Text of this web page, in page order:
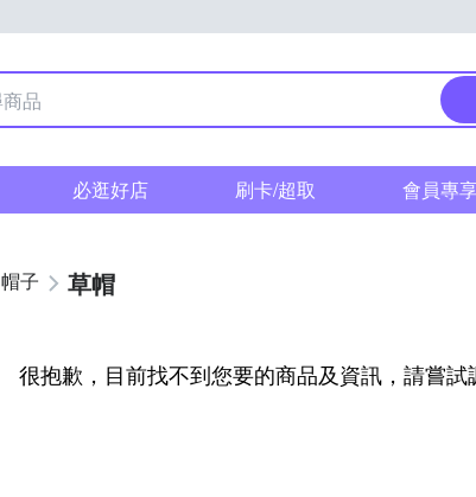
必逛好店 刷卡/超取 會員專
帽子 草帽
很抱歉，目前找不到您要的商品及資訊，請嘗試